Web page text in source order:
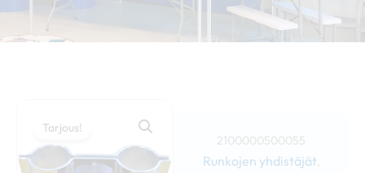
Tarjous!
2100000500055
Runkojen yhdistäjät,